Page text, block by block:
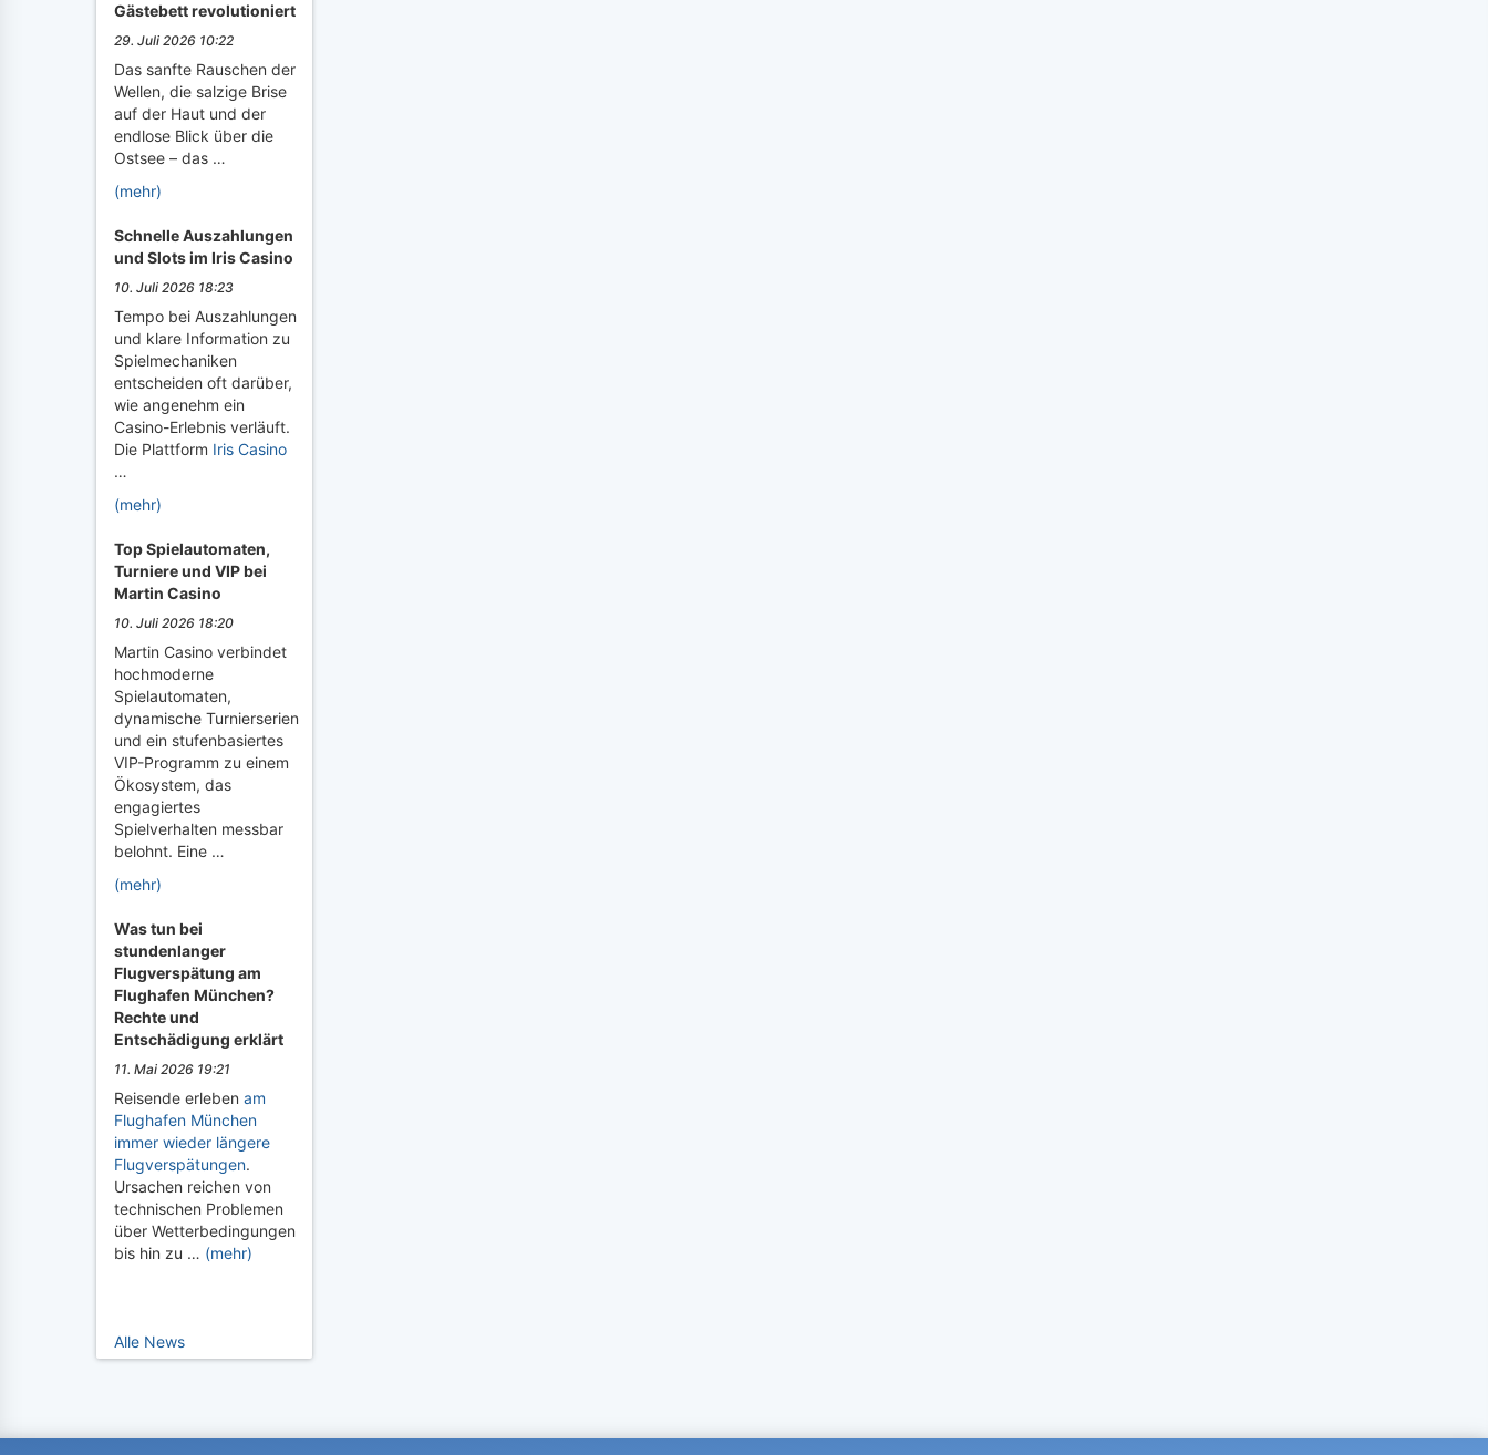
Gästebett revolutioniert
29. Juli 2026 10:22
Das sanfte Rauschen der
Wellen, die salzige Brise
auf der Haut und der
endlose Blick über die
Ostsee – das …
(mehr)
Schnelle Auszahlungen
und Slots im Iris Casino
10. Juli 2026 18:23
Tempo bei Auszahlungen
und klare Information zu
Spielmechaniken
entscheiden oft darüber,
wie angenehm ein
Casino-Erlebnis verläuft.
Die Plattform Iris Casino
…
(mehr)
Top Spielautomaten,
Turniere und VIP bei
Martin Casino
10. Juli 2026 18:20
Martin Casino verbindet
hochmoderne
Spielautomaten,
dynamische Turnierserien
und ein stufenbasiertes
VIP-Programm zu einem
Ökosystem, das
engagiertes
Spielverhalten messbar
belohnt. Eine …
(mehr)
Was tun bei
stundenlanger
Flugverspätung am
Flughafen München?
Rechte und
Entschädigung erklärt
11. Mai 2026 19:21
Reisende erleben am
Flughafen München
immer wieder längere
Flugverspätungen.
Ursachen reichen von
technischen Problemen
über Wetterbedingungen
bis hin zu … (mehr)
Alle News